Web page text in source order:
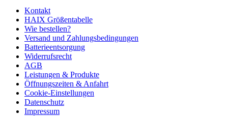
Kontakt
HAIX Größentabelle
Wie bestellen?
Versand und Zahlungsbedingungen
Batterieentsorgung
Widerrufsrecht
AGB
Leistungen & Produkte
Öffnungszeiten & Anfahrt
Cookie-Einstellungen
Datenschutz
Impressum